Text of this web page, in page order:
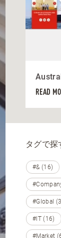
READ
タグで探
#& (16)
#Global
#IT (16)
#Market